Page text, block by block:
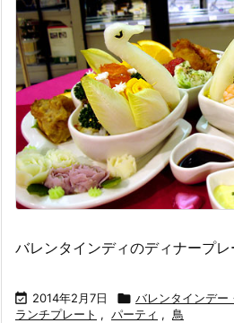
バレンタインディのディナープレ
 2014年2月7日  バレンタインデー
ランチプレート , パーティ , 鳥